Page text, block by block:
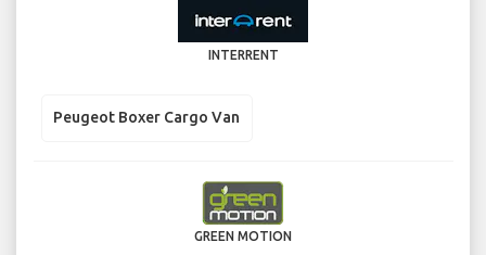
INTERRENT
Peugeot Boxer Cargo Van
GREEN MOTION